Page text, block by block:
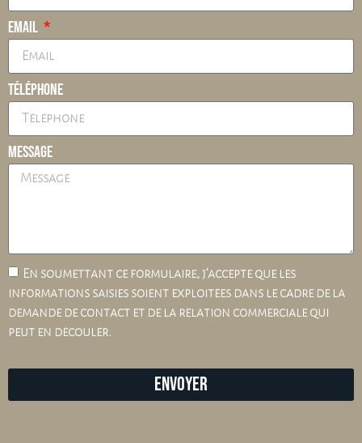
Email
Téléphone
Message
En soumettant ce formulaire, j’accepte que les
informations saisies soient exploitées dans le cadre de la
demande de contact et de la relation commerciale qui
peut en découler.
Envoyer